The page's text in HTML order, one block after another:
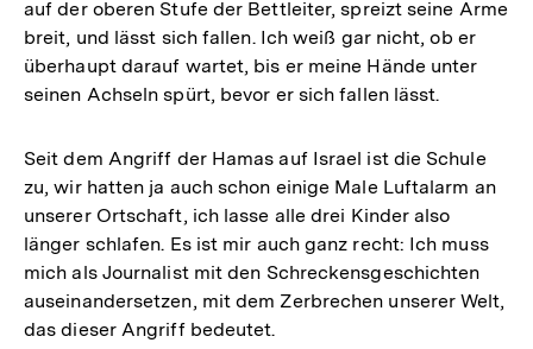
auf der oberen Stufe der Bettleiter, spreizt seine Arme
breit, und lässt sich fallen. Ich weiß gar nicht, ob er
überhaupt darauf wartet, bis er meine Hände unter
seinen Achseln spürt, bevor er sich fallen lässt.
Seit dem Angriff der Hamas auf Israel ist die Schule
zu, wir hatten ja auch schon einige Male Luftalarm an
unserer Ortschaft, ich lasse alle drei Kinder also
länger schlafen. Es ist mir auch ganz recht: Ich muss
mich als Journalist mit den Schreckensgeschichten
auseinandersetzen, mit dem Zerbrechen unserer Welt,
das dieser Angriff bedeutet.